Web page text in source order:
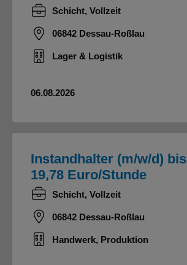
Schicht, Vollzeit
06842 Dessau-Roßlau
Lager & Logistik
06.08.2026
Instandhalter (m/w/d) bis
19,78 Euro/Stunde
Schicht, Vollzeit
06842 Dessau-Roßlau
Handwerk, Produktion